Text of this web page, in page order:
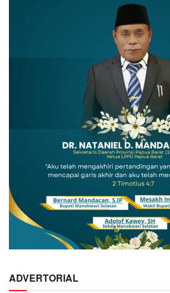
ADVERTORIAL